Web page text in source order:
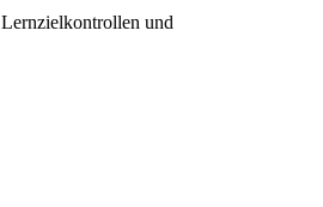
Lernzielkontrollen und